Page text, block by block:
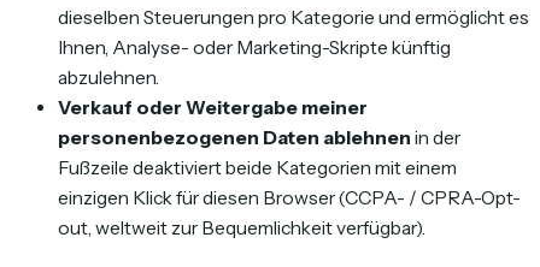
dieselben Steuerungen pro Kategorie und ermöglicht es
Ihnen, Analyse- oder Marketing-Skripte künftig
abzulehnen.
Verkauf oder Weitergabe meiner
personenbezogenen Daten ablehnen in der
Fußzeile deaktiviert beide Kategorien mit einem
einzigen Klick für diesen Browser (CCPA- / CPRA-Opt-
out, weltweit zur Bequemlichkeit verfügbar).